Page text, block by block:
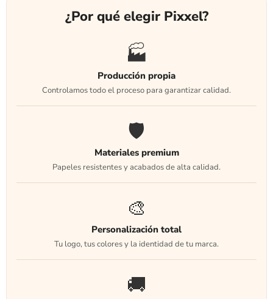
¿Por qué elegir Pixxel?
🏭
Producción propia
Controlamos todo el proceso para garantizar calidad.
🛡️
Materiales premium
Papeles resistentes y acabados de alta calidad.
🎨
Personalización total
Tu logo, tus colores y la identidad de tu marca.
🚚